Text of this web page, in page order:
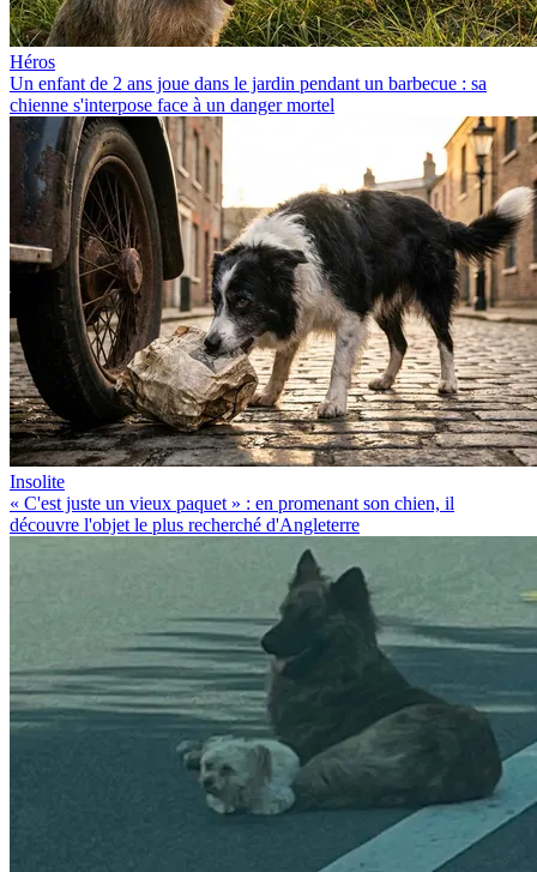
Héros
Un enfant de 2 ans joue dans le jardin pendant un barbecue : sa
chienne s'interpose face à un danger mortel
Insolite
« C'est juste un vieux paquet » : en promenant son chien, il
découvre l'objet le plus recherché d'Angleterre